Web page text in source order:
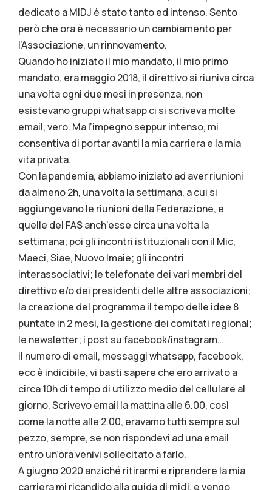
dedicato a MIDJ è stato tanto ed intenso. Sento
però che ora è necessario un cambiamento per
l’Associazione, un rinnovamento.
Quando ho iniziato il mio mandato, il mio primo
mandato, era maggio 2018, il direttivo si riuniva circa
una volta ogni due mesi in presenza, non
esistevano gruppi whatsapp ci si scriveva molte
email, vero. Ma l’impegno seppur intenso, mi
consentiva di portar avanti la mia carriera e la mia
vita privata.
Con la pandemia, abbiamo iniziato ad aver riunioni
da almeno 2h, una volta la settimana, a cui si
aggiungevano le riunioni della Federazione, e
quelle del FAS anch’esse circa una volta la
settimana; poi gli incontri istituzionali con il Mic,
Maeci, Siae, Nuovo Imaie; gli incontri
interassociativi; le telefonate dei vari membri del
direttivo e/o dei presidenti delle altre associazioni;
la creazione del programma il tempo delle idee 8
puntate in 2 mesi, la gestione dei comitati regional;
le newsletter; i post su facebook/instagram…
il numero di email, messaggi whatsapp, facebook,
ecc è indicibile, vi basti sapere che ero arrivato a
circa 10h di tempo di utilizzo medio del cellulare al
giorno. Scrivevo email la mattina alle 6.00, così
come la notte alle 2.00, eravamo tutti sempre sul
pezzo, sempre, se non rispondevi ad una email
entro un’ora venivi sollecitato a farlo.
A giugno 2020 anziché ritirarmi e riprendere la mia
carriera mi ricandido alla guida di midj, e vengo